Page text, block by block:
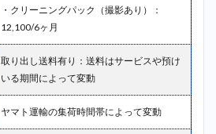
・クリーニングパック（撮影あり）：
12,100/6ヶ月
取り出し送料有り：送料はサービスや預け
いる期間によって変動
ヤマト運輸の集荷時間帯によって変動